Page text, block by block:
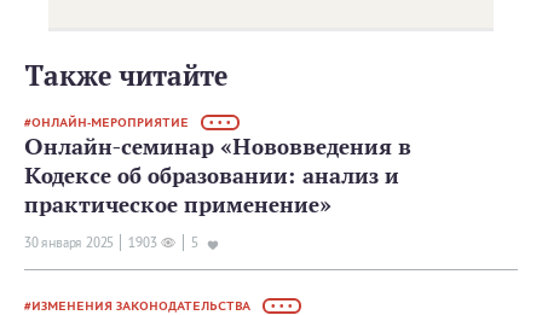
Также читайте
ОНЛАЙН-МЕРОПРИЯТИЕ • • •
Онлайн-семинар «Нововведения в
Кодексе об образовании: анализ и
практическое применение»
30 января 2025 1903 5
ИЗМЕНЕНИЯ ЗАКОНОДАТЕЛЬСТВА • • •